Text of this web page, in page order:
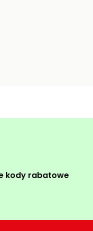
kody rabatowe